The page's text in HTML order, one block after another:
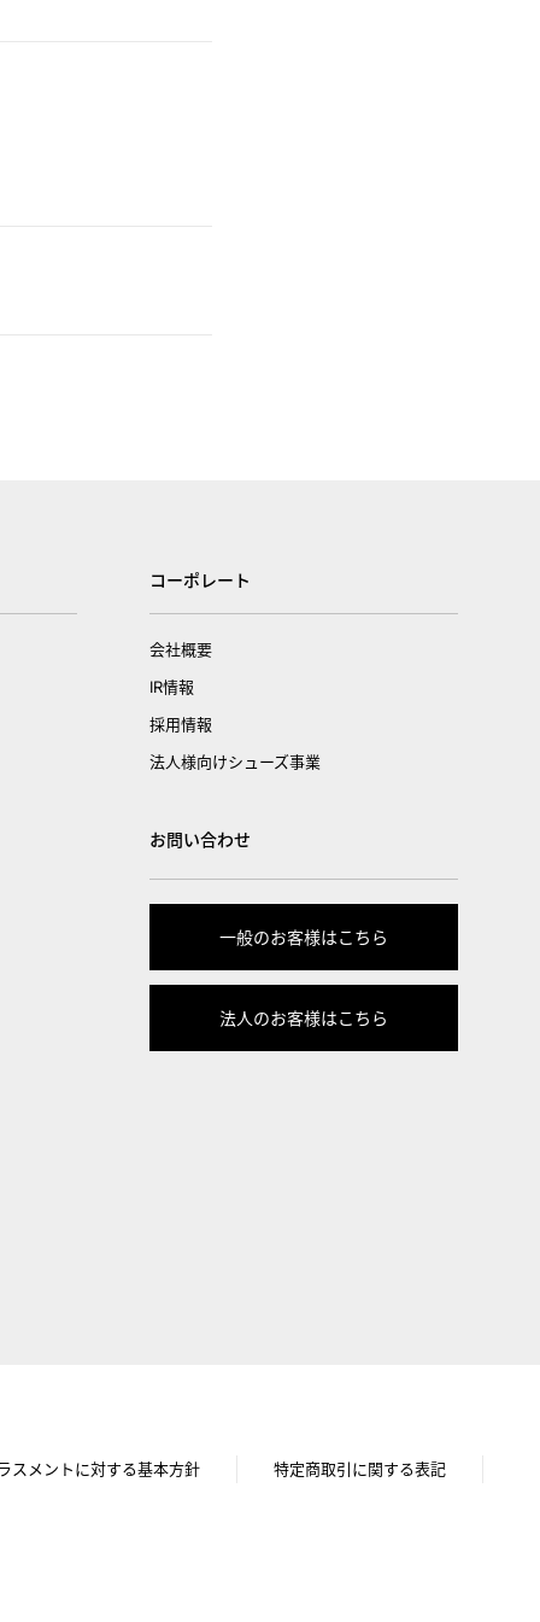
コーポレート
会社概要
IR情報
採用情報
法人様向けシューズ事業
お問い合わせ
一般のお客様はこちら
法人のお客様はこちら
スメントに対する基本方針 特定商取引に関する表記